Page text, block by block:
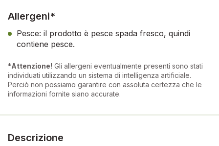
Allergeni*
Pesce: il prodotto è pesce spada fresco, quindi
contiene pesce.
*Attenzione! Gli allergeni eventualmente presenti sono stati
individuati utilizzando un sistema di intelligenza artificiale.
Perciò non possiamo garantire con assoluta certezza che le
informazioni fornite siano accurate.
Descrizione